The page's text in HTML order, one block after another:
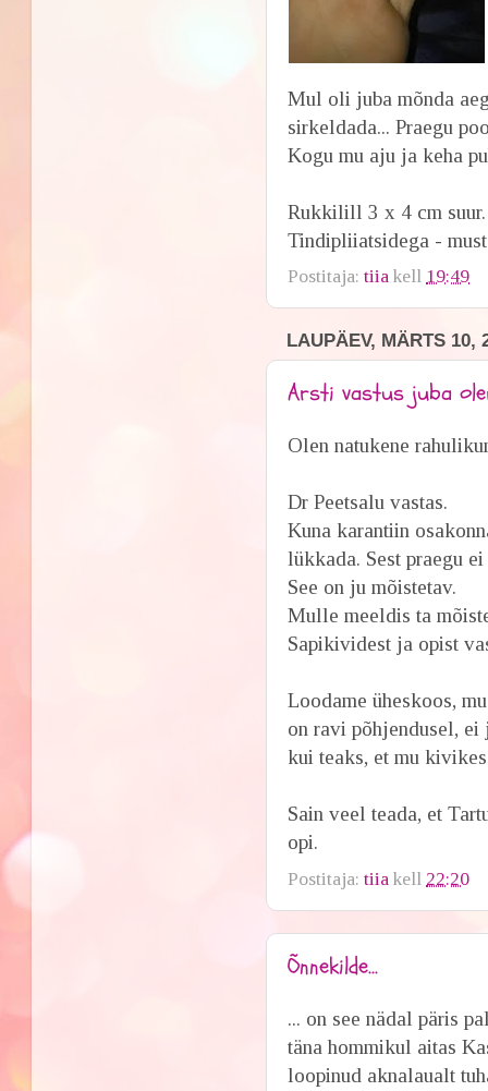
Mul oli juba mõnda
sirkeldada... Praegu
Kogu mu aju ja keha
Rukkilill 3 x 4 cm suur.
Tindipliiatsidega -
Postitaja:tiia kell 19:49
LAUPÄEV, MÄRTS 10,
Arsti vastus juba
Olen natukene
Dr Peetsalu vastas.
Kuna karantiin
lükkada. Sest praegu
See on ju mõistetav.
Mulle meeldis ta
Sapikividest ja opist
Loodame üheskoos,
on ravi põhjendusel,
kui teaks, et mu
Sain veel teada, et
opi.
Postitaja:tiia kell 22:20
Õnnekilde...
... on see nädal päris
täna hommikul aitas
loopinud aknalaualt